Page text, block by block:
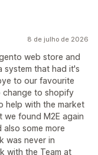
8 de julho de 2026
web store and
system that had it's
to our favourite
change to shopify
help with the market
found M2E again
also some more
was never in
with the Team at